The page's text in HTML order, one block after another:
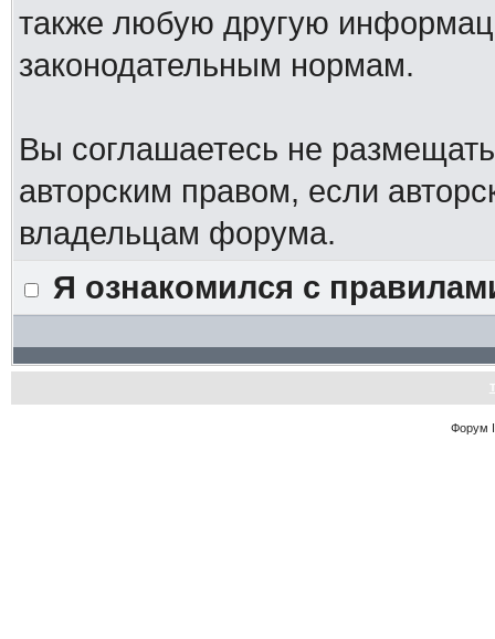
также любую другую
законодательным нормам.
Вы соглашаетесь не
авторским правом, если
владельцам форума.
Я ознакомился с
Форум